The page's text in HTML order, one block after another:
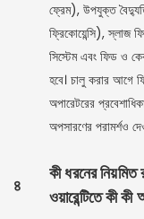
ফ্রেম), উপযুক্ত
ফ্রিকোয়েন্সি), স্লাজ
সিস্টেম এবং ফিড ও
হবে। চালু করার আগে
অপারেটরের
অপসারণের পরামর্শও
৪
কী ধরনের
ওয়ারেন্টিতে কী